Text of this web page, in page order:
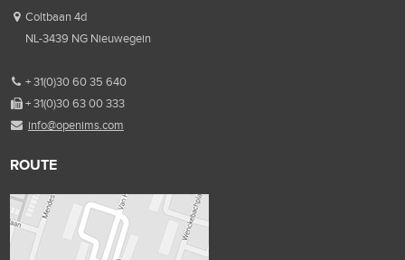
Coltbaan 4d
NL-3439 NG Nieuwegein
+ 31(0)30 60 35 640
+ 31(0)30 63 00 333
info@openims.com
ROUTE